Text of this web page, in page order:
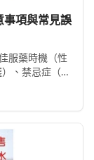
事項與常見誤
服藥時機（性
、禁忌症（如